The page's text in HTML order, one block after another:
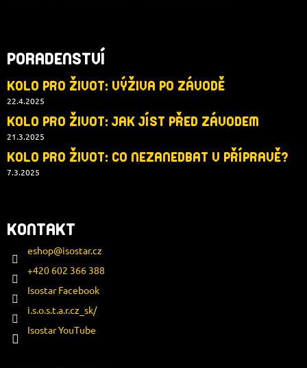
PORADENSTVÍ
KOLO PRO ŽIVOT: VÝŽIVA PO ZÁVODĚ
22.4.2025
KOLO PRO ŽIVOT: JAK JÍST PŘED ZÁVODEM
21.3.2025
KOLO PRO ŽIVOT: CO NEZANEDBAT V PŘÍPRAVĚ?
7.3.2025
KONTAKT
eshop@isostar.cz
+420 602 366 388
Isostar Facebook
i.s.o.s.t.a.r.cz_sk/
Isostar YouTube